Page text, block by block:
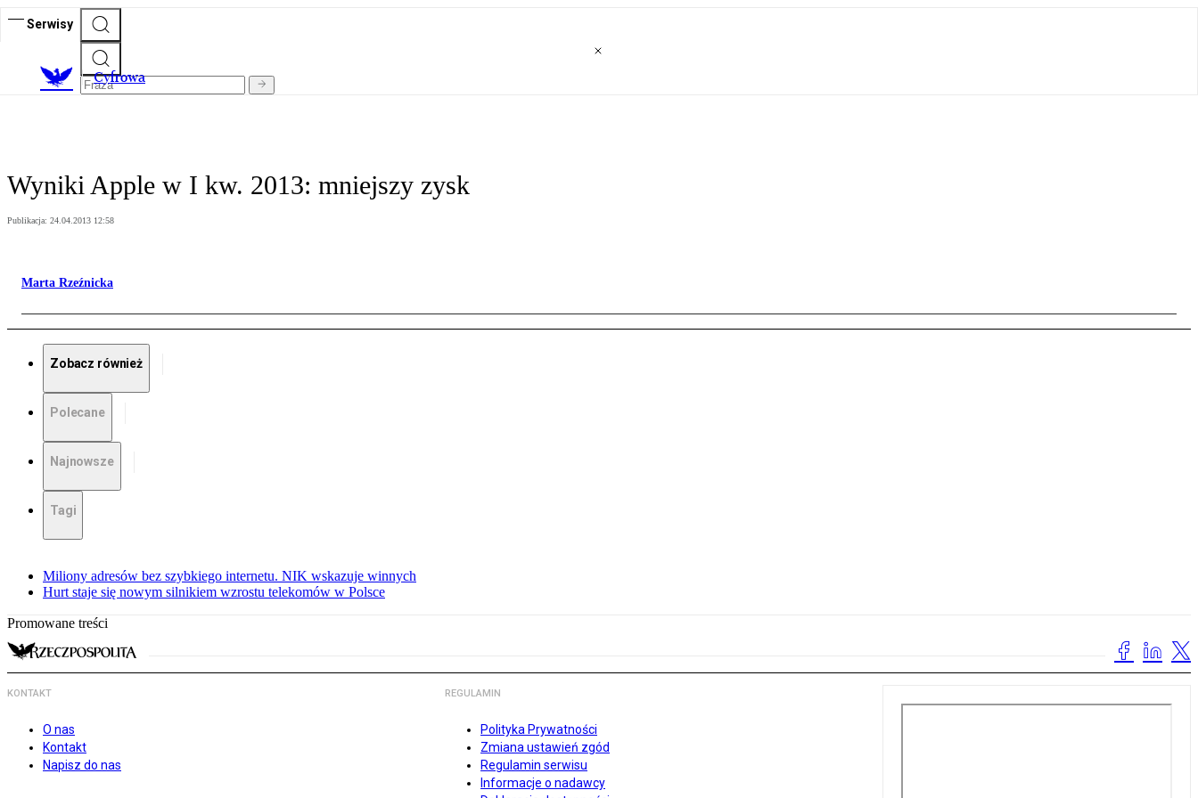
Serwisy
Cyfrowa
Wyniki Apple w I kw. 2013: mniejszy zysk
Publikacja: 24.04.2013 12:58
Marta Rzeźnicka
Zobacz również
Polecane
Najnowsze
Tagi
Miliony adresów bez szybkiego internetu. NIK wskazuje winnych
Hurt staje się nowym silnikiem wzrostu telekomów w Polsce
Promowane treści
KONTAKT
O nas
Kontakt
Napisz do nas
REGULAMIN
Polityka Prywatności
Zmiana ustawień zgód
Regulamin serwisu
Informacje o nadawcy